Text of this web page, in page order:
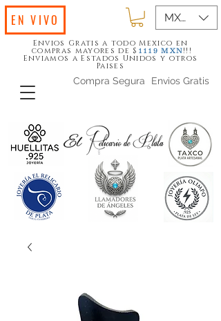
Envios Gratis
Compra Segura
Envios Gratis a todo Mexico en
compras mayores de $ 1119 MXN!!!
Enviamos a Estados Unidos y otros
Paises
MXN ($)
EN VIVO